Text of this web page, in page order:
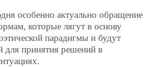
особенно актуально обращение
которые лягут в основу
парадигмы и будут
для принятия решений в